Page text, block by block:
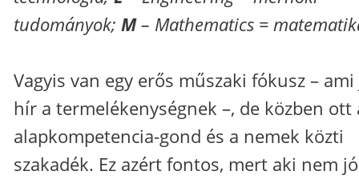
tudományok; M– Mathematics =
Vagyis van egy erős műszaki fókusz –
hír a termelékenységnek –, de közben ott
alapkompetencia-gond és a nemek közti
szakadék. Ez azért fontos, mert aki nem